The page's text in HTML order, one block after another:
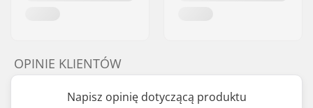
OPINIE KLIENTÓW
Napisz opinię dotyczącą produktu